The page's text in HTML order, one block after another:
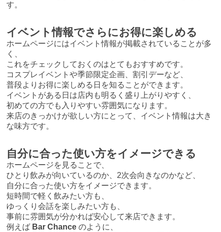
す。
イベント情報でさらにお得に楽しめる
ホームページにはイベント情報が掲載されていることが多
く、
これをチェックしておくのはとてもおすすめです。
コスプレイベントや季節限定企画、割引デーなど、
普段よりお得に楽しめる日を知ることができます。
イベントがある日は店内も明るく盛り上がりやすく、
初めての方でも入りやすい雰囲気になります。
来店のきっかけが欲しい方にとって、イベント情報は大き
な味方です。
自分に合った使い方をイメージできる
ホームページを見ることで、
ひとり飲みが向いているのか、2次会向きなのかなど、
自分に合った使い方をイメージできます。
短時間で軽く飲みたい方も、
ゆっくり会話を楽しみたい方も、
事前に雰囲気が分かれば安心して来店できます。
例えば Bar Chance のように、